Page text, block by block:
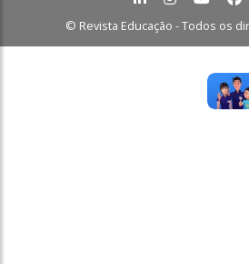
© Revista Educação - Todos os